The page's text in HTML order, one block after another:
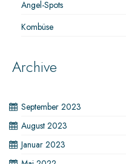
Angel-Spots
Kombüse
Archive
September 2023
August 2023
Januar 2023